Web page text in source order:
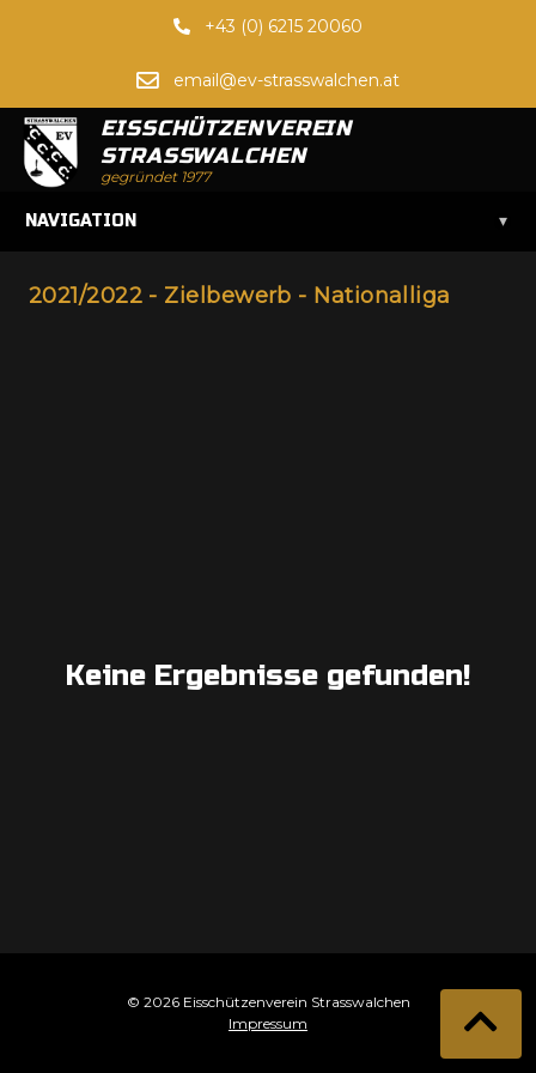
+43 (0) 6215 20060
email@ev-strasswalchen.at
EISSCHÜTZENVEREIN
STRASSWALCHEN
gegründet 1977
NAVIGATION ▾
2021/2022 - Zielbewerb - Nationalliga
Keine Ergebnisse gefunden!
© 2026 Eisschützenverein Strasswalchen
Impressum